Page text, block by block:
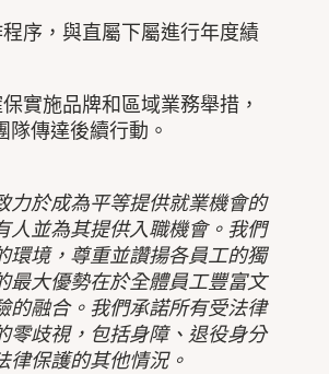
序，與直屬下屬進行年度績
實施品牌和區域業務舉措，
隊傳達後續行動。
力於成為平等提供就業機會的
人並為其提供入職機會。我們
環境，尊重並讚揚各員工的獨
最大優勢在於全體員工豐富文
的融合。我們承諾所有受法律
零歧視，包括身障、退役身分
律保護的其他情況。